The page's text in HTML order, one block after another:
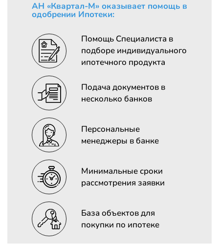
АН «Квартал-М» оказывает помощь в
одобрении Ипотеки:
Помощь Специалиста в
подборе индивидуального
ипотечного продукта
Подача документов в
несколько банков
Персональные
менеджеры в банке
Минимальные сроки
рассмотрения заявки
База объектов для
покупки по ипотеке